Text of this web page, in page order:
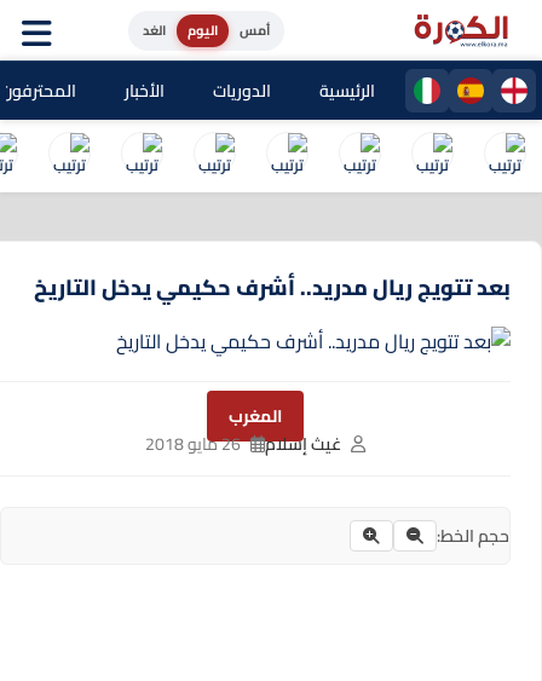
اليوم الغد
الرئيسية الدوريات الأخبار المحترفون
بعد تتويج ريال مدريد.. أشرف حكيمي يدخل التاريخ
المغرب
غيث إسلام
26 مايو 2018
حجم الخط: